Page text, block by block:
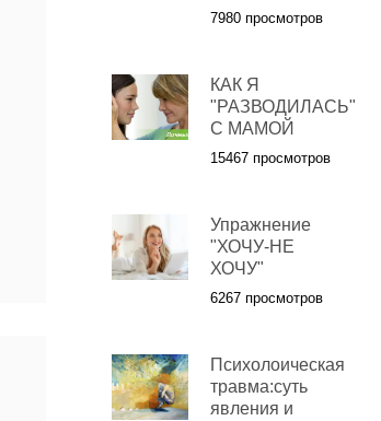
7980 просмотров
КАК Я
"РАЗВОДИЛАСЬ"
С МАМОЙ
15467 просмотров
Упражнение
"ХОЧУ-НЕ
ХОЧУ"
6267 просмотров
Психолоическая
травма:суть
явления и